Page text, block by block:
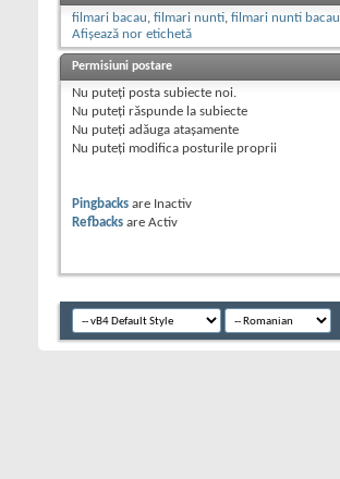
filmari bacau, filmari nunti, filmari nunti bacau
Afișează nor etichetă
Permisiuni postare
Nu puteţi posta subiecte noi.
Nu puteţi răspunde la subiecte
Nu puteţi adăuga ataşamente
Nu puteţi modifica posturile proprii
Pingbacks are Inactiv
Refbacks are Activ